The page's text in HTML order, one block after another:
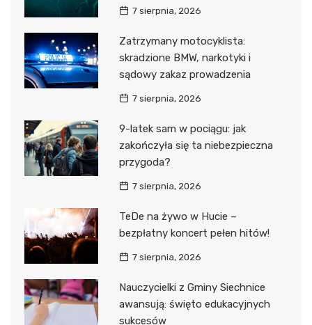
7 sierpnia, 2026
Zatrzymany motocyklista:
skradzione BMW, narkotyki i
sądowy zakaz prowadzenia
7 sierpnia, 2026
9-latek sam w pociągu: jak
zakończyła się ta niebezpieczna
przygoda?
7 sierpnia, 2026
TeDe na żywo w Hucie –
bezpłatny koncert pełen hitów!
7 sierpnia, 2026
Nauczycielki z Gminy Siechnice
awansują: święto edukacyjnych
sukcesów